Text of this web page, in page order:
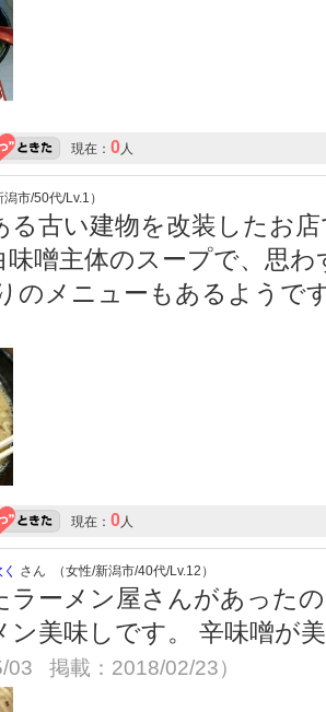
現在： 0人
市/50代/Lv.1）
る古い建物を改装したお
味噌主体のスープで、思
のメニューもあるようで
現在： 0人
さん （女性/新潟市/40代/Lv.12）
ラーメン屋さんがあった
ン美味しです。 辛味噌が
03 掲載：2018/02/23）